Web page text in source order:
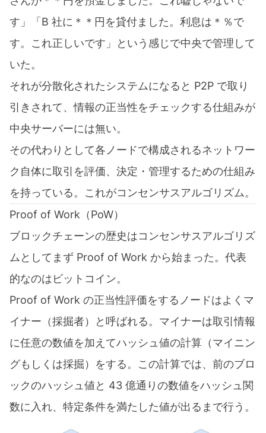
す」「B 社に＊＊円を貸付ました。利息は＊％で
す。これ正しいです」という感じで中央で管理して
いた。
それが分散化されたシステムになると P2P で取り
引きされて、情報の正当性をチェックする仕組みが
中央サーバーには無い。
その代わりとして各ノードで構成されるネットワー
ク自体に取引を評価、決定・管理するための仕組み
を持っている。これがコンセンサスアルゴリズム。
Proof of Work（PoW）
ブロックチェーンの歴史はコンセンサスアルゴリズ
ムとしてまず Proof of Work から始まった。代表
的なのはビットコイン。
Proof of Work の正当性評価をするノードはよくマ
イナー（採掘者）と呼ばれる。マイナーは取引情報
に任意の数値を加えてハッシュ値の計算（マイニン
グもしくは採掘）をする。この計算では、前のブロ
ックのハッシュ値と 43 億通りの数値をハッシュ関
数に入れ、特定条件を満たした値が出るまで行う。